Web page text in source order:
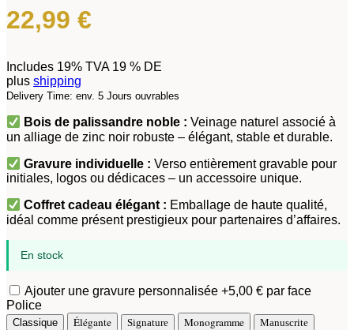
22,99 €
Includes 19% TVA 19 % DE
plus shipping
Delivery Time: env. 5 Jours ouvrables
Bois de palissandre noble : Veinage naturel associé à
un alliage de zinc noir robuste – élégant, stable et durable.
Gravure individuelle : Verso entièrement gravable pour
initiales, logos ou dédicaces – un accessoire unique.
Coffret cadeau élégant : Emballage de haute qualité,
idéal comme présent prestigieux pour partenaires d’affaires.
En stock
Ajouter une gravure personnalisée +5,00 € par face
Police
Classique Élégante Signature Monogramme
Manuscrite